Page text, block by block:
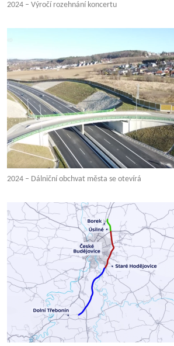
2024 – Výročí rozehnání koncertu
2024 – Dálniční obchvat města se otevírá